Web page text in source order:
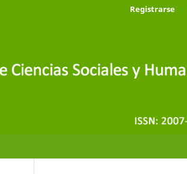
Registrarse